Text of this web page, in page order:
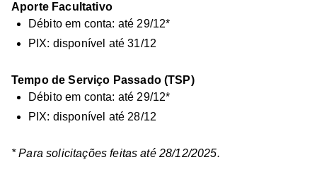
Aporte Facultativo
Débito em conta: até 29/12*
PIX: disponível até 31/12
Tempo de Serviço Passado (TSP)
Débito em conta: até 29/12*
PIX: disponível até 28/12
* Para solicitações feitas até 28/12/2025.